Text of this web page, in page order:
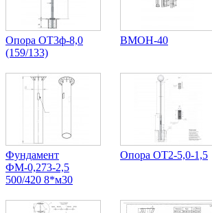
Опора ОТ3ф-8,0
(159/133)
ВМОН-40
Фундамент
ФМ-0,273-2,5
500/420 8*м30
Опора ОТ2-5,0-1,5